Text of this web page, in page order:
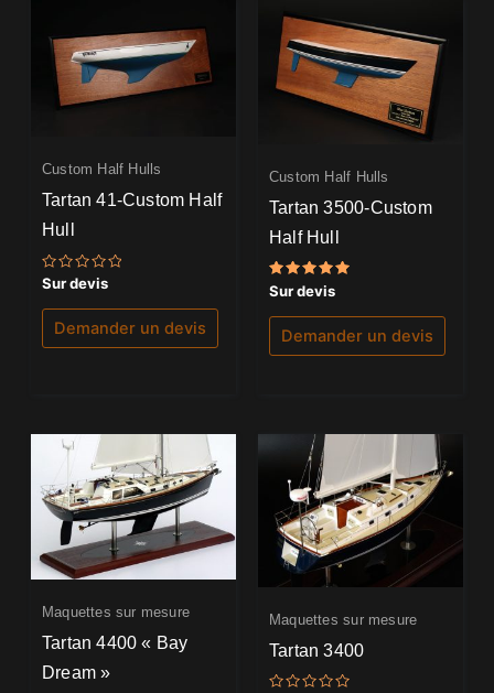
Custom Half Hulls
Tartan 41-Custom Half
Hull
Note
0
sur
Sur devis
Demander un devis
Custom Half Hulls
Tartan 3500-Custom
Half Hull
Note
5.00
sur 5
Sur devis
Demander un devis
Maquettes sur mesure
Tartan 4400 « Bay
Dream »
Maquettes sur mesure
Tartan 3400